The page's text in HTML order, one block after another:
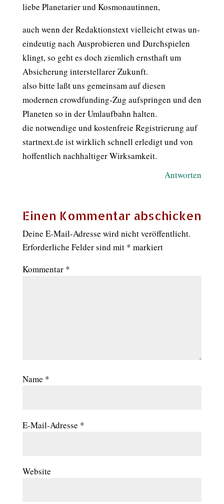
liebe Planetarier und Kosmonautinnen,
auch wenn der Redaktionstext vielleicht etwas un-
eindeutig nach Ausprobieren und Durchspielen
klingt, so geht es doch ziemlich ernsthaft um
Absicherung interstellarer Zukunft.
also bitte laßt uns gemeinsam auf diesen
modernen crowdfunding-Zug aufspringen und den
Planeten so in der Umlaufbahn halten.
die notwendige und kostenfreie Registrierung auf
startnext.de ist wirklich schnell erledigt und von
hoffentlich nachhaltiger Wirksamkeit.
Antworten
Einen Kommentar abschicken
Deine E-Mail-Adresse wird nicht veröffentlicht.
Erforderliche Felder sind mit * markiert
Kommentar *
Name *
E-Mail-Adresse *
Website